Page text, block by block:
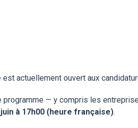
actuellement ouvert aux
— y compris les
juin à 17h00 (heure française).